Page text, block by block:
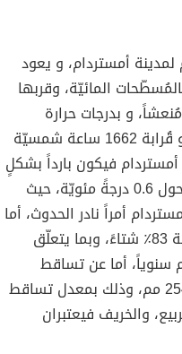
لمدينة أمستردام، و يعود
المائيّة، وقربها
و بدرجات حرارة
معتدلة، لاتتعدى 22.2 درجة مئويّة، و قُرابة 1662 ساعة شمسيّة
فيكون بارداً بشكلٍ
معتدل، وتسجيل لأدنى درجات حرارة حول 0.6 درجةً مئويّة، حيث
أمراً نادر الحدوث، أما
بالنسبة للرطوبة، فتبلغ ذروتها وبنسبة 83٪ شتاءً، وبما يتعلّق
فيصل إلى 838.2 ملم سنوياً، أما عن تساقط
الثلوج، فقد يصل ارتفاع الثلوج إلى 254 مم، وذلك بمعدل تساقط
والخريف فيعتبران